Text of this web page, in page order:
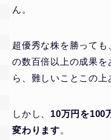
ん。
超優秀な株を勝って
の数百倍以上の成果
ら、難しいことこの上
しかし、 10万円を100
変わります。